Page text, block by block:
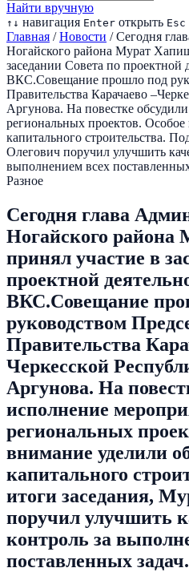
Найти вручную
↑ ↓ навигация Enter открыть Esc
Главная / Новости / Сегодня
Ногайского района Мурат
заседании Совета по проектной
ВКС.Совещание прошло под
Правительства Карачаево
Аргунова. На повестке
региональных проектов.
капитального строительства.
Олегович поручил улучшить
выполнением всех
Разное
Сегодня глава
Ногайского
принял участие в
проектной
ВКС.Совещание
руководством
Правительства
Черкесской
Аргунова. На
исполнение
региональных
внимание уделили
капитального
итоги заседания,
поручил улучшить
контроль за
поставленных задач.